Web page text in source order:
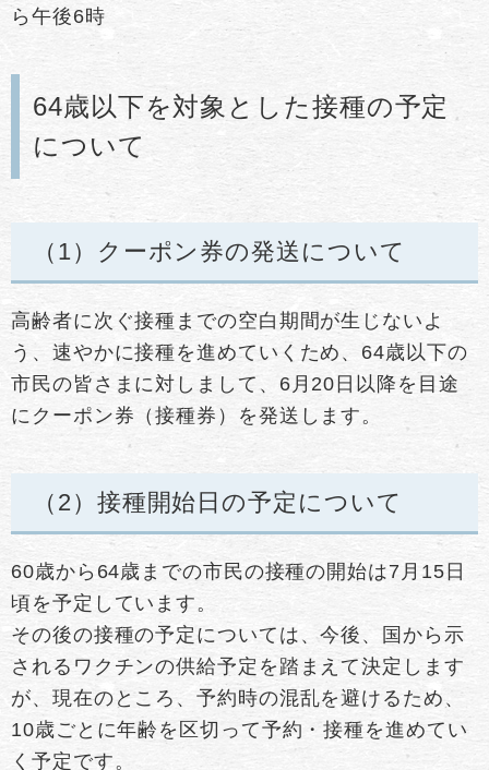
ら午後6時
64歳以下を対象とした接種の予定
について
（1）クーポン券の発送について
高齢者に次ぐ接種までの空白期間が生じないよ
う、速やかに接種を進めていくため、64歳以下の
市民の皆さまに対しまして、6月20日以降を目途
にクーポン券（接種券）を発送します。
（2）接種開始日の予定について
60歳から64歳までの市民の接種の開始は7月15日
頃を予定しています。
その後の接種の予定については、今後、国から示
されるワクチンの供給予定を踏まえて決定します
が、現在のところ、予約時の混乱を避けるため、
10歳ごとに年齢を区切って予約・接種を進めてい
く予定です。